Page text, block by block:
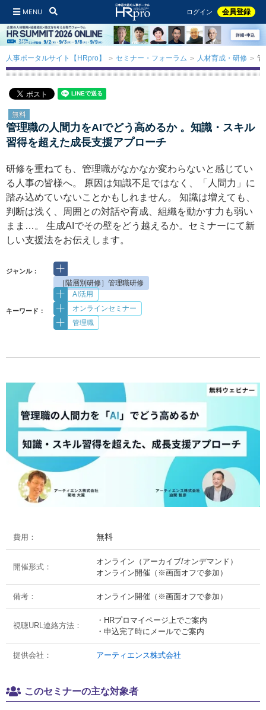
MENU ログイン 会員登録
人事ポータルサイト【HRpro】 セミナー・フォーラム 人材育成・研修 管
無料
管理職の人間力をAIでどう高めるか 。知識・スキル
習得を超えた成長支援アプローチ
研修を重ねても、管理職がなかなか変わらないと感じてい
る人事の皆様へ。 原因は知識不足ではなく、「人間力」に
踏み込めていないことかもしれません。 知識は増えても、
判断は浅く、周囲との対話や育成、組織を動かす力も弱い
まま…。 生成AIでその壁をどう越えるか。セミナーにて新
しい支援法をお伝えします。
ジャンル：
［階層別研修］管理職研修
キーワード：
AI活用
オンラインセミナー
管理職
費用： 無料
開催形式：
オンライン（アーカイブ/オンデマンド）
オンライン開催（※画面オフで参加）
備考： オンライン開催（※画面オフで参加）
視聴URL連絡方法：
・HRプロマイページ上でご案内
・申込完了時にメールでご案内
提供会社： アーティエンス株式会社
このセミナーの主な対象者